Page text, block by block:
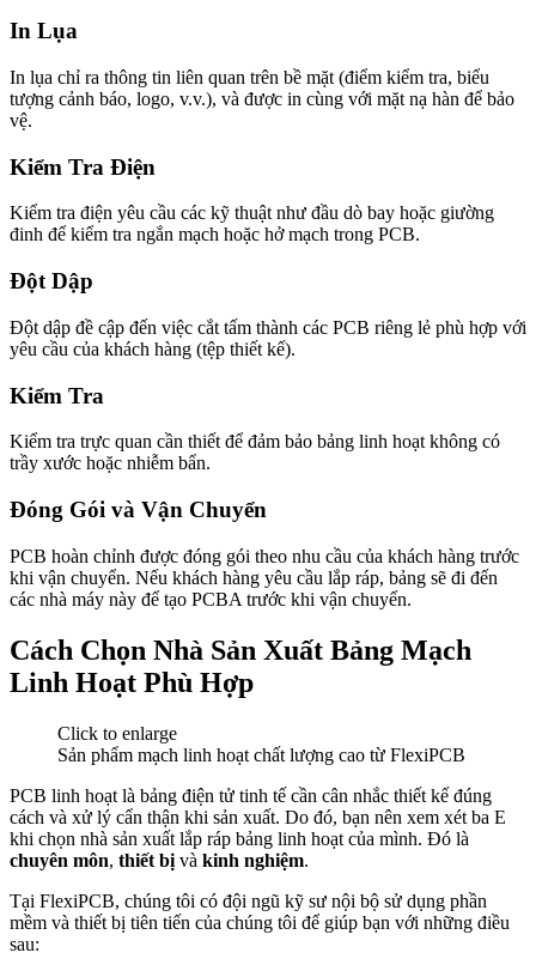
In Lụa
In lụa chỉ ra thông tin liên quan trên bề mặt (điểm kiểm tra, biểu
tượng cảnh báo, logo, v.v.), và được in cùng với mặt nạ hàn để bảo
vệ.
Kiểm Tra Điện
Kiểm tra điện yêu cầu các kỹ thuật như đầu dò bay hoặc giường
đinh để kiểm tra ngắn mạch hoặc hở mạch trong PCB.
Đột Dập
Đột dập đề cập đến việc cắt tấm thành các PCB riêng lẻ phù hợp với
yêu cầu của khách hàng (tệp thiết kế).
Kiểm Tra
Kiểm tra trực quan cần thiết để đảm bảo bảng linh hoạt không có
trầy xước hoặc nhiễm bẩn.
Đóng Gói và Vận Chuyển
PCB hoàn chỉnh được đóng gói theo nhu cầu của khách hàng trước
khi vận chuyển. Nếu khách hàng yêu cầu lắp ráp, bảng sẽ đi đến
các nhà máy này để tạo PCBA trước khi vận chuyển.
Cách Chọn Nhà Sản Xuất Bảng Mạch
Linh Hoạt Phù Hợp
Click to enlarge
Sản phẩm mạch linh hoạt chất lượng cao từ FlexiPCB
PCB linh hoạt là bảng điện tử tinh tế cần cân nhắc thiết kế đúng
cách và xử lý cẩn thận khi sản xuất. Do đó, bạn nên xem xét ba E
khi chọn nhà sản xuất lắp ráp bảng linh hoạt của mình. Đó là
chuyên môn, thiết bị và kinh nghiệm.
Tại FlexiPCB, chúng tôi có đội ngũ kỹ sư nội bộ sử dụng phần
mềm và thiết bị tiên tiến của chúng tôi để giúp bạn với những điều
sau: